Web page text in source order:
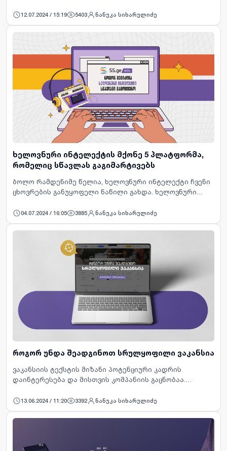
უნდა ადევნო, რათა ზუსტ ინფორმაციას ფლობდე. ამაში
კი SS.ge-ის დასა…
12.07.2024 / 15:19 5403 ნანუკა სიხარულიძე
ხელოვნური ინტელექტის მქონე 5 პლატფორმა,
რომელიც სწავლას გაგიმარტივებს
ბოლო რამდენიმე წელია, ხელოვნური ინტელექტი ჩვენი
ცხოვრების განუყოფელი ნაწილი გახდა. ხელოვნური
შეუძლია ყოველდღიური რუტინა გაიმარტივოს და უფრო
მეტიც, კომპლექსურ …
04.07.2024 / 16:05 3885 ნანუკა სიხარულიძე
როგორ უნდა შეადგინოთ სრულყოფილი ვაკანსია
ვაკანსიის ტექსტის მიზანი პოტენციური კადრის
დაინტერესება და მისთვის კომპანიის გაცნობაა.
ყოველდღიურად ათასობით ვაკანსია თავსდება,
დასაქმების მსურველების მო…
13.06.2024 / 11:20 3392 ნანუკა სიხარულიძე